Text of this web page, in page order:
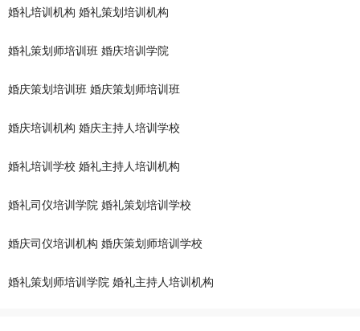
婚礼培训机构 婚礼策划培训机构
婚礼策划师培训班 婚庆培训学院
婚庆策划培训班 婚庆策划师培训班
婚庆培训机构 婚庆主持人培训学校
婚礼培训学校 婚礼主持人培训机构
婚礼司仪培训学院 婚礼策划培训学校
婚庆司仪培训机构 婚庆策划师培训学校
婚礼策划师培训学院 婚礼主持人培训机构